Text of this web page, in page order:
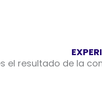
el resultado de la